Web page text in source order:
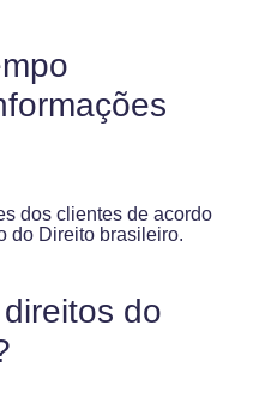
dos clientes de acordo
do Direito brasileiro.
do